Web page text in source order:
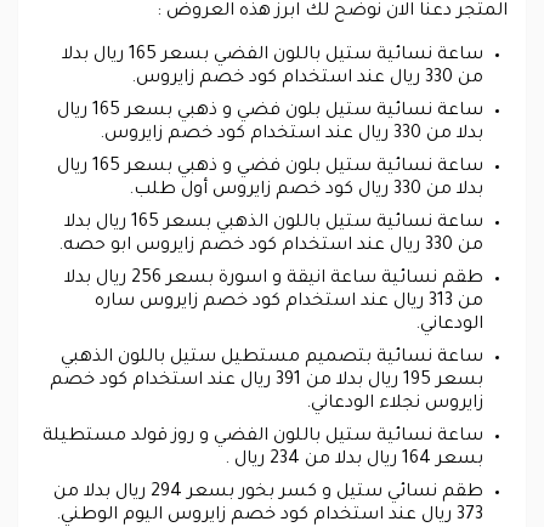
المتجر دعنا الان نوضح لك ابرز هذه العروض :
ساعة نسائية ستيل باللون الفضي بسعر 165 ريال بدلا
من 330 ريال عند استخدام كود خصم زايروس.
ساعة نسائية ستيل بلون فضي و ذهبي بسعر 165 ريال
بدلا من 330 ريال عند استخدام كود خصم زايروس.
ساعة نسائية ستيل بلون فضي و ذهبي بسعر 165 ريال
بدلا من 330 ريال كود خصم زايروس أول طلب.
ساعة نسائية ستيل باللون الذهبي بسعر 165 ريال بدلا
من 330 ريال عند استخدام كود خصم زايروس ابو حصه.
طقم نسائية ساعة انيقة و اسورة بسعر 256 ريال بدلا
من 313 ريال عند استخدام كود خصم زايروس ساره
الودعاني.
ساعة نسائية بتصميم مستطيل ستيل باللون الذهبي
بسعر 195 ريال بدلا من 391 ريال عند استخدام كود خصم
زايروس نجلاء الودعاني.
ساعة نسائية ستيل باللون الفضي و روز قولد مستطيلة
بسعر 164 ريال بدلا من 234 ريال .
طقم نسائي ستيل و كسر بخور بسعر 294 ريال بدلا من
373 ريال عند استخدام كود خصم زايروس اليوم الوطني.